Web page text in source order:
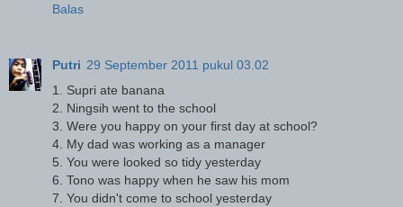
Balas
Putri 29 September 2011 pukul 03.02
1. Supri ate banana
2. Ningsih went to the school
3. Were you happy on your first day at school?
4. My dad was working as a manager
5. You were looked so tidy yesterday
6. Tono was happy when he saw his mom
7. You didn't come to school yesterday